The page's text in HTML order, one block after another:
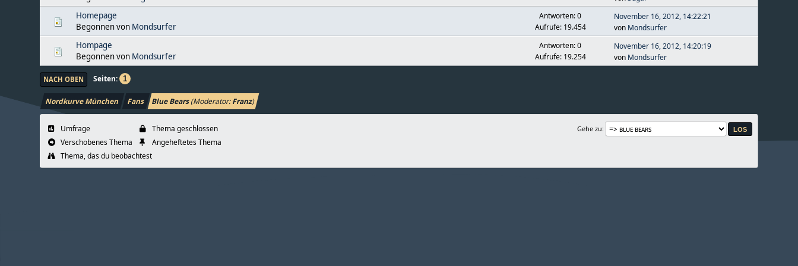
Homepage
Begonnen von Mondsurfer
Antworten: 0
Aufrufe: 19.454
November 16, 2012, 14:22:21
von Mondsurfer
Hompage
Begonnen von Mondsurfer
Antworten: 0
Aufrufe: 19.254
November 16, 2012, 14:20:19
von Mondsurfer
NACH OBEN Seiten 1
Nordkurve München Fans Blue Bears(Moderator:Franz)
Gehe zu
Umfrage
Verschobenes Thema
Thema geschlossen
Angeheftetes Thema
Thema, das du beobachtest